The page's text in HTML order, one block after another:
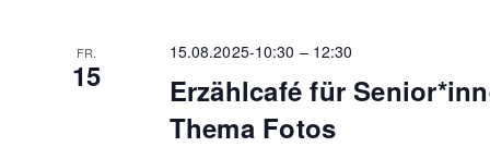
FR.
15
Erzählcafé für
Thema Fotos
15.08.2025-10:30 – 12:30